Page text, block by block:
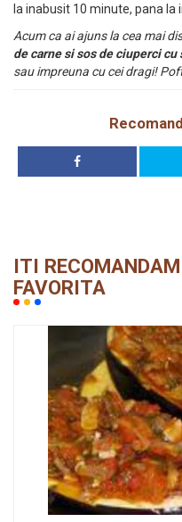
la inabusit 10 minute, pana la
Acum ca ai ajuns la cea mai
de carne si sos de ciuperci cu
sau impreuna cu cei dragi!
ITI
FAVORITA